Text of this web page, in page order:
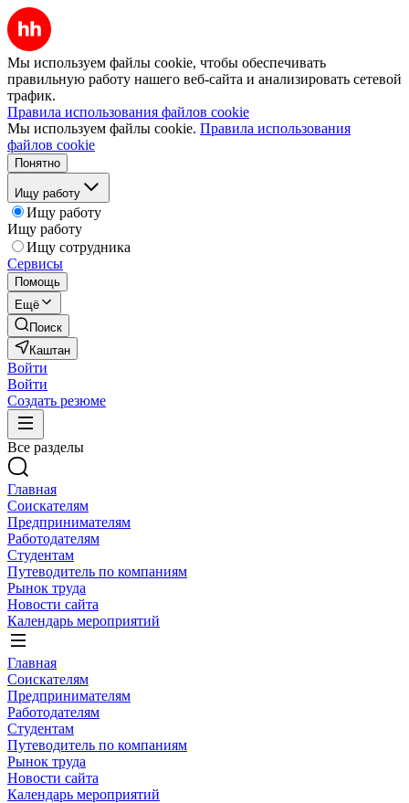
Мы используем файлы cookie, чтобы обеспечивать
правильную работу нашего веб-сайта и анализировать сетевой
трафик.
Правила использования файлов cookie
Мы используем файлы cookie. Правила использования
файлов cookie
Понятно
Ищу работу
Ищу работу
Ищу работу
Ищу сотрудника
Сервисы
Помощь
Ещё
Поиск
Каштан
Войти
Войти
Создать резюме
Все разделы
Главная
Соискателям
Предпринимателям
Работодателям
Студентам
Путеводитель по компаниям
Рынок труда
Новости сайта
Календарь мероприятий
Главная
Соискателям
Предпринимателям
Работодателям
Студентам
Путеводитель по компаниям
Рынок труда
Новости сайта
Календарь мероприятий